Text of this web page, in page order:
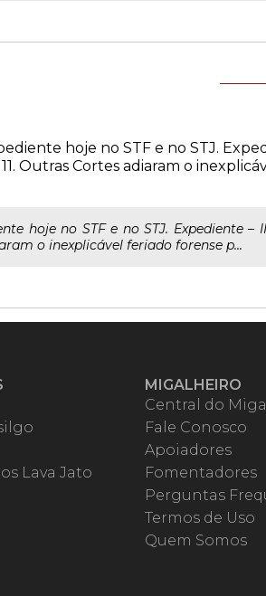
hoje no STF e no STJ.
Outras Cortes adiaram o
hoje no STF e no STJ. Expediente –
o inexplicável feriado forense p...
Lava Jato
MIGALHEIRO
Central do
Fale Conosco
Apoiadores
Fomentadores
Perguntas
Termos de Uso
Quem Somos